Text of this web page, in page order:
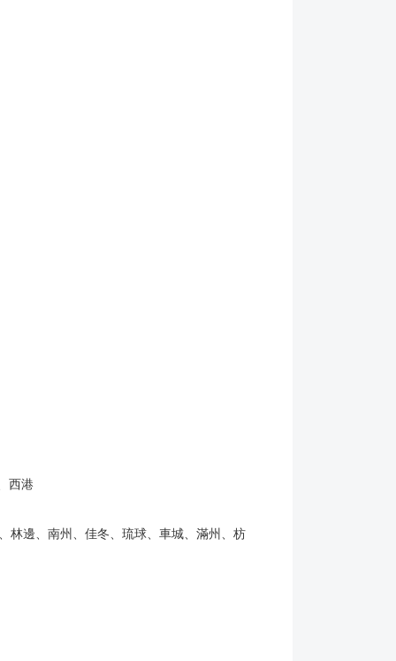
西港
林邊、南州、佳冬、琉球、車城、滿州、枋